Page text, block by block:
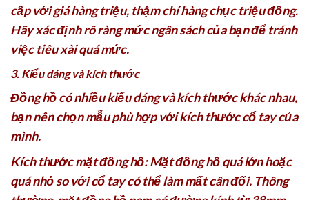
cấp với giá hàng triệu, thậm chí hàng chục triệu đồng.
Hãy xác định rõ ràng mức ngân sách của bạn để tránh
việc tiêu xài quá mức.
3. Kiểu dáng và kích thước
Đồng hồ có nhiều kiểu dáng và kích thước khác nhau,
bạn nên chọn mẫu phù hợp với kích thước cổ tay của
mình.
Kích thước mặt đồng hồ: Mặt đồng hồ quá lớn hoặc
quá nhỏ so với cổ tay có thể làm mất cân đối. Thông